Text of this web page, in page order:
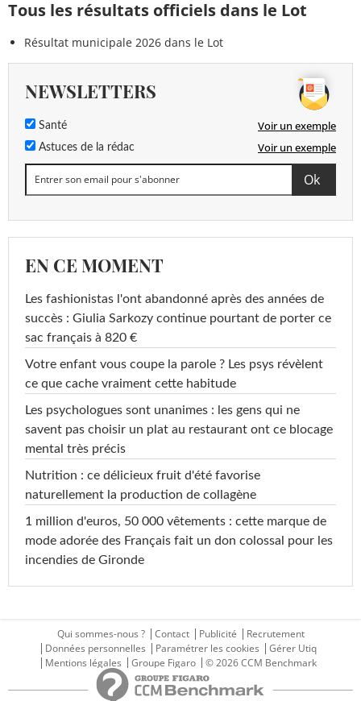
Tous les résultats officiels dans le Lot
Résultat municipale 2026 dans le Lot
NEWSLETTERS
Santé Voir un exemple
Astuces de la rédac Voir un exemple
EN CE MOMENT
Les fashionistas l'ont abandonné après des années de
succès : Giulia Sarkozy continue pourtant de porter ce
sac français à 820 €
Votre enfant vous coupe la parole ? Les psys révèlent
ce que cache vraiment cette habitude
Les psychologues sont unanimes : les gens qui ne
savent pas choisir un plat au restaurant ont ce blocage
mental très précis
Nutrition : ce délicieux fruit d'été favorise
naturellement la production de collagène
1 million d'euros, 50 000 vêtements : cette marque de
mode adorée des Français fait un don colossal pour les
incendies de Gironde
Qui sommes-nous ? Contact Publicité
Recrutement
Données personnelles
Paramétrer les cookies
Gérer Utiq
Mentions légales
Groupe Figaro © 2026 CCM Benchmark